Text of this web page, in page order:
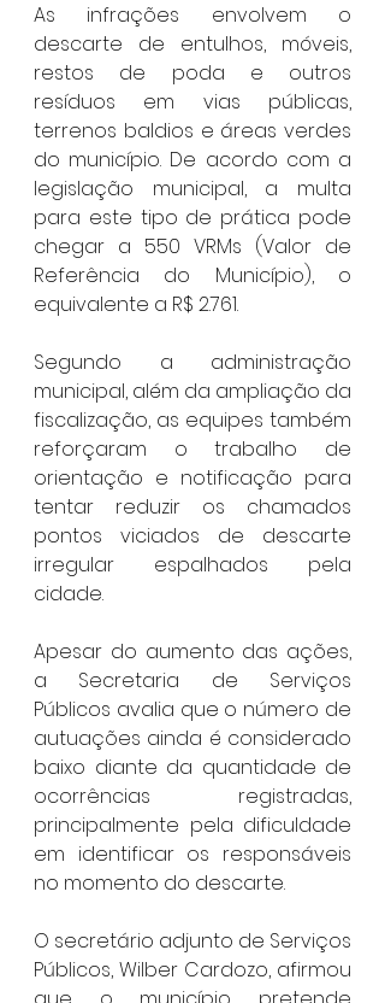
As infrações envolvem o
descarte de entulhos, móveis,
restos de poda e outros
resíduos em vias públicas,
terrenos baldios e áreas verdes
do município. De acordo com a
legislação municipal, a multa
para este tipo de prática pode
chegar a 550 VRMs (Valor de
Referência do Município), o
equivalente a R$ 2.761.
Segundo a administração
municipal, além da ampliação da
fiscalização, as equipes também
reforçaram o trabalho de
orientação e notificação para
tentar reduzir os chamados
pontos viciados de descarte
irregular espalhados pela
cidade.
Apesar do aumento das ações,
a Secretaria de Serviços
Públicos avalia que o número de
autuações ainda é considerado
baixo diante da quantidade de
ocorrências registradas,
principalmente pela dificuldade
em identificar os responsáveis
no momento do descarte.
O secretário adjunto de Serviços
Públicos, Wilber Cardozo, afirmou